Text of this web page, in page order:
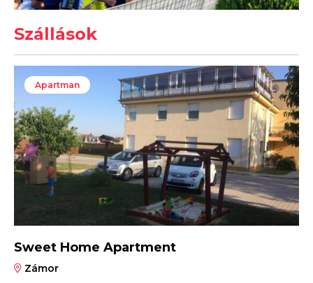
Szállások
Apartman
Sweet Home Apartment
Zámor